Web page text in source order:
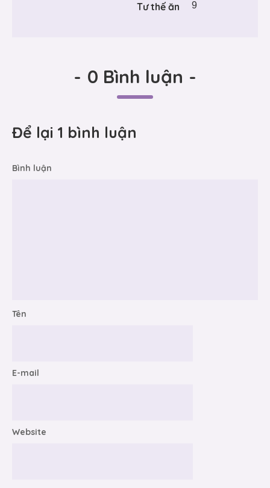
Tư thế ăn
- 0 Bình luận -
Để lại 1 bình luận
Bình luận
Tên
E-mail
Website